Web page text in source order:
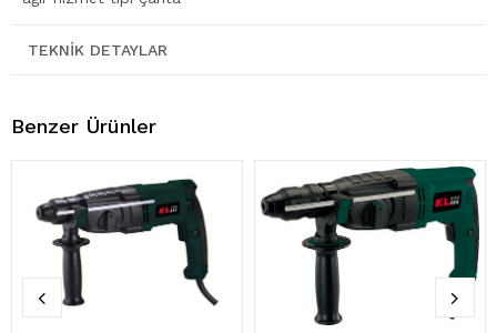
TEKNIK DETAYLAR
Benzer Ürünler